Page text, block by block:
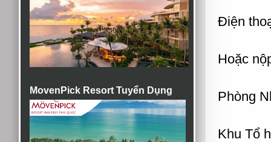
MovenPick Resort Tuyển Dụng
Điện
Hoặc
Phòng
Khu Tổ